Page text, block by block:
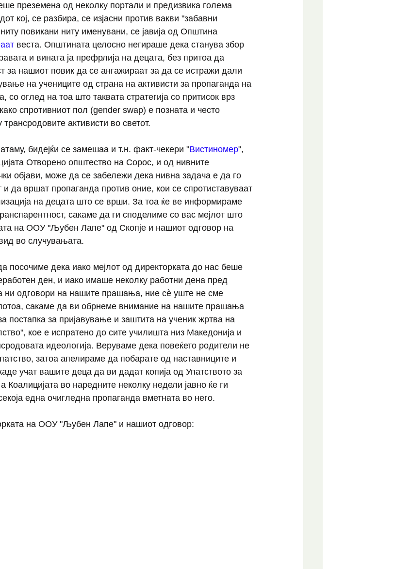
преземена од неколку портали и предизвика голема
кој, се разбира, се изјасни против вакви "забавни
повикани ниту именувани, се јавија од Општина
веста. Општината целосно негираше дека станува збор
и вината ја префрлија на децата, без притоа да
за нашиот повик да се ангажираат за да се истражи дали
на учениците од страна на активисти за пропаганда на
со оглед на тоа што таквата стратегија со притисок врз
спротивниот пол (gender swap) е позната и често
трансродовите активисти во светот.
бидејќи се замешаа и т.н. факт-чекери "Вистиномер",
Отворено општество на Сорос, и од нивните
објави, може да се забележи дека нивна задача е да го
да вршат пропаганда против оние, кои се спротиставуваат
на децата што се врши. За тоа ќе ве информираме
сакаме да ги споделиме со вас мејлот што
на ООУ "Љубен Лапе" од Скопје и нашиот одговор на
во случувањата.
посочиме дека иако мејлот од директорката до нас беше
ден, и иако имаше неколку работни дена пред
ни одговори на нашите прашања, ние сѐ уште не сме
сакаме да ви обрнеме внимание на нашите прашања
постапка за пријавување и заштита на ученик жртва на
кое е испратено до сите училишта низ Македонија и
идеологија. Веруваме дека повеќето родители не
затоа апелираме да побарате од наставниците и
учат вашите деца да ви дадат копија од Упатството за
Коалицијата во наредните неколку недели јавно ќе ги
една очигледна пропаганда вметната во него.
на ООУ "Љубен Лапе" и нашиот одговор: